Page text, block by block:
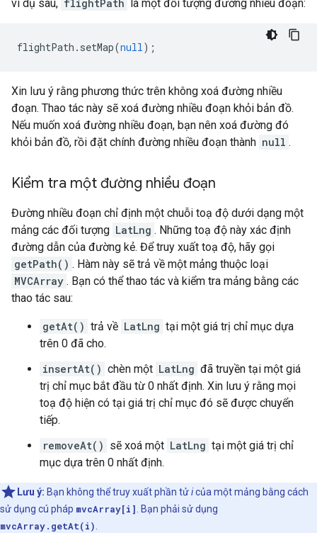
ví dụ sau, flightPath là một đối tượng đường nhiều đoạn:
flightPath . setMap(null);
Xin lưu ý rằng phương thức trên không xoá đường nhiều
đoạn. Thao tác này sẽ xoá đường nhiều đoạn khỏi bản đồ.
Nếu muốn xoá đường nhiều đoạn, bạn nên xoá đường đó
khỏi bản đồ, rồi đặt chính đường nhiều đoạn thành null .
Kiểm tra một đường nhiều đoạn
Đường nhiều đoạn chỉ định một chuỗi toạ độ dưới dạng một
mảng các đối tượng LatLng . Những toạ độ này xác định
đường dẫn của đường kẻ. Để truy xuất toạ độ, hãy gọi
getPath() . Hàm này sẽ trả về một mảng thuộc loại
MVCArray . Bạn có thể thao tác và kiểm tra mảng bằng các
thao tác sau:
getAt() trả về LatLng tại một giá trị chỉ mục dựa
trên 0 đã cho.
insertAt() chèn một LatLng đã truyền tại một giá
trị chỉ mục bắt đầu từ 0 nhất định. Xin lưu ý rằng mọi
toạ độ hiện có tại giá trị chỉ mục đó sẽ được chuyển
tiếp.
removeAt() sẽ xoá một LatLng tại một giá trị chỉ
mục dựa trên 0 nhất định.
Lưu ý: Bạn không thể truy xuất phần tửicủa một mảng bằng cách
sử dụng cú pháp mvcArray[i]. Bạn phải sử dụng
mvcArray.getAt(i).